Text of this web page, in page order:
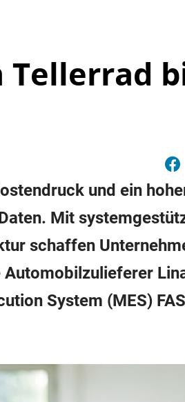
und ein
Mit
schaffen
System (MES)